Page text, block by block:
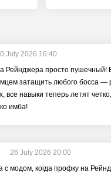
July 2026 16:40
Рейнджера просто пушечный!
затащить любого босса —
все навыки теперь летят
имба!
26 July 2026 20:00
с модом, когда профку на